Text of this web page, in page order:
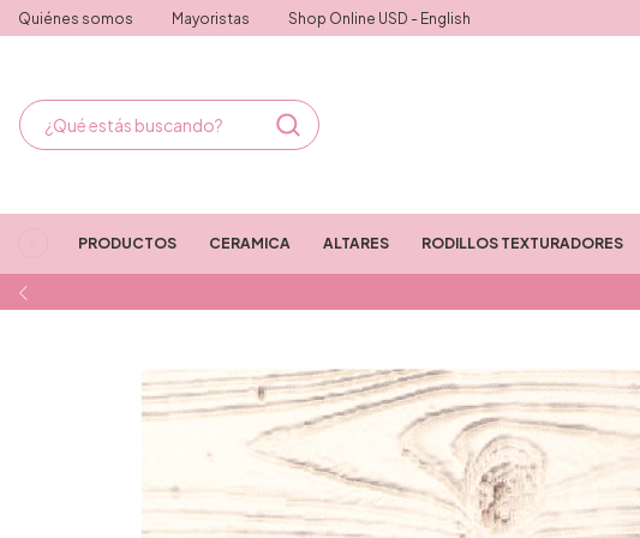
Quiénes somos Mayoristas Shop Online USD - English
PRODUCTOS CERAMICA ALTARES RODILLOS TEXTURADORES